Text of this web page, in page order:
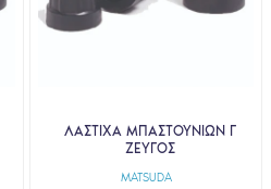
MATSUDA
ΛΑΣΤΙΧΑ ΜΠΑΣΤΟΥΝΙΩΝ Γ
ΖΕΥΓΟΣ